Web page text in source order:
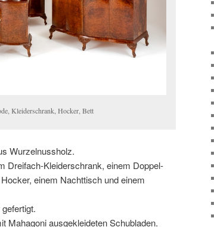
Kleiderschrank, Hocker, Bett
Wurzelnussholz.
Dreifach-Kleiderschrank, einem Doppel-
einem Nachttisch und einem
Mahagoni ausgekleideten Schubladen.